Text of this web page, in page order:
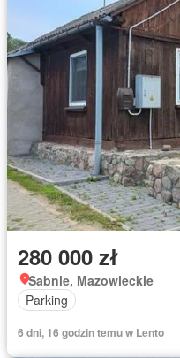
280 000 zł
Sabnie, Mazowieckie
Parking
6 dni, 16 godzin temu w Lento